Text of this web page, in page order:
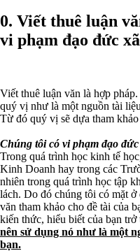
0. Viết thuê luận
vi phạm đạo đức
Viết thuê luận văn là hợp
quý vị như là một nguồn tài
Từ đó quý vị sẽ dựa tham
Chúng tôi có vi phạm đạo
Trong quá trình học kinh tế
Kinh Doanh hay trong các
nhiên trong quá trình học tập
lách. Do đó chúng tôi có mặt
văn tham khảo cho đề tài của
kiến thức, hiểu biết của bạn
nên sử dụng nó như là một
bạn.